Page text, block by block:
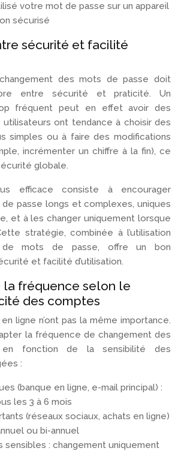
votre mot de passe sur un appareil
sécurisé
sécurité et facilité
des mots de passe doit
entre sécurité et praticité. Un
fréquent peut en effet avoir des
ont tendance à choisir des
simples ou à faire des modifications
incrémenter un chiffre à la fin), ce
globale.
efficace consiste à encourager
de passe longs et complexes, uniques
et à les changer uniquement lorsque
stratégie, combinée à l’utilisation
de mots de passe, offre un bon
et facilité d’utilisation.
fréquence selon le
des comptes
ligne n’ont pas la même importance.
la fréquence de changement des
fonction de la sensibilité des
:
(banque en ligne, e-mail principal) :
les 3 à 6 mois
(réseaux sociaux, achats en ligne)
ou bi-annuel
sensibles : changement uniquement